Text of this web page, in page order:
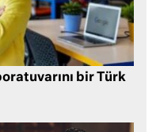
bir Türk